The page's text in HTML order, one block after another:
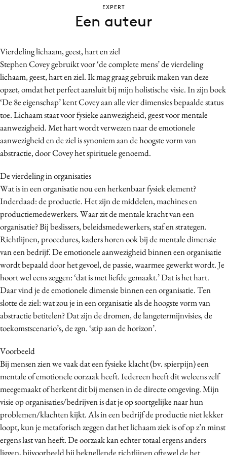
Contentmarketing
Craft
Customer Experience
Data & Insights
Design
Digital transformation
Diversiteit
Gedragsverandering
Influencer marketing
Interne communicatie
Martech
Media
Merkstrategie
PR
Programmatic
Purpose Marketing
Reputatie & crisis
Vierdeling lichaam, geest, hart en ziel
Stephen Covey gebruikt voor ‘de complete mens’ de vierdeling
lichaam, geest, hart en ziel. Ik mag graag gebruik maken van deze
opzet, omdat het perfect aansluit bij mijn holistische visie. In zijn boek
‘De 8e eigenschap’ kent Covey aan alle vier dimensies bepaalde status
toe. Lichaam staat voor fysieke aanwezigheid, geest voor mentale
aanwezigheid. Met hart wordt verwezen naar de emotionele
aanwezigheid en de ziel is synoniem aan de hoogste vorm van
abstractie, door Covey het spirituele genoemd.
De vierdeling in organisaties
Wat is in een organisatie nou een herkenbaar fysiek element?
Inderdaad: de productie. Het zijn de middelen, machines en
productiemedewerkers. Waar zit de mentale kracht van een
organisatie? Bij beslissers, beleidsmedewerkers, staf en strategen.
Richtlijnen, procedures, kaders horen ook bij de mentale dimensie
van een bedrijf. De emotionele aanwezigheid binnen een organisatie
wordt bepaald door het gevoel, de passie, waarmee gewerkt wordt. Je
hoort wel eens zeggen: ‘dat is met liefde gemaakt.’ Dat is het hart.
Daar vind je de emotionele dimensie binnen een organisatie. Ten
slotte de ziel: wat zou je in een organisatie als de hoogste vorm van
abstractie betitelen? Dat zijn de dromen, de langetermijnvisies, de
toekomstscenario’s, de zgn. ‘stip aan de horizon’.
Voorbeeld
Bij mensen zien we vaak dat een fysieke klacht (bv. spierpijn) een
mentale of emotionele oorzaak heeft. Iedereen heeft dit weleens zelf
meegemaakt of herkent dit bij mensen in de directe omgeving. Mijn
visie op organisaties/bedrijven is dat je op soortgelijke naar hun
problemen/klachten kijkt. Als in een bedrijf de productie niet lekker
loopt, kun je metaforisch zeggen dat het lichaam ziek is of op z’n minst
ergens last van heeft. De oorzaak kan echter totaal ergens anders
liggen, bijvoorbeeld bij beknellende richtlijnen oftewel de het
EXPERT
Een auteur